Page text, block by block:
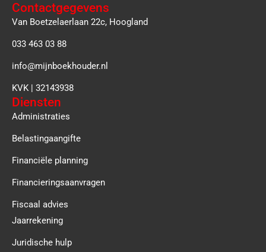
Contactgegevens
Van Boetzelaerlaan 22c, Hoogland
033 463 03 88
info@mijnboekhouder.nl
KVK | 32143938
Diensten
Administraties
Belastingaangifte
Financiële planning
Financieringsaanvragen
Fiscaal advies
Jaarrekening
Juridische hulp